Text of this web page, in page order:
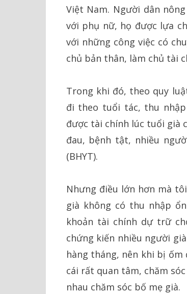
Việt Nam. Người dân
với phụ nữ, họ được lựa
với những công việc có
chủ bản thân, làm chủ tài
Trong khi đó, theo quy
đi theo tuổi tác, thu
được tài chính lúc tuổi già
đau, bệnh tật, nhiều
(BHYT).
Nhưng điều lớn hơn mà
già không có thu nhập
khoản tài chính dự trữ
chứng kiến nhiều người
hàng tháng, nên khi bị
cái rất quan tâm, chăm
nhau chăm sóc bố mẹ già.